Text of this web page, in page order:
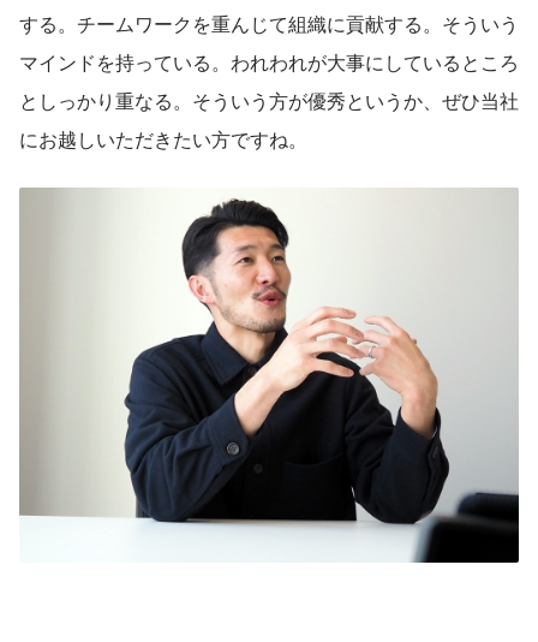
する。チームワークを重んじて組織に貢献する。そういう
マインドを持っている。われわれが大事にしているところ
としっかり重なる。そういう方が優秀というか、ぜひ当社
にお越しいただきたい方ですね。